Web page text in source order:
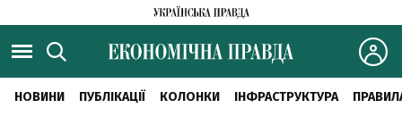
НОВИНИ ПУБЛІКАЦІЇ КОЛОНКИ ІНФРАСТРУКТУРА